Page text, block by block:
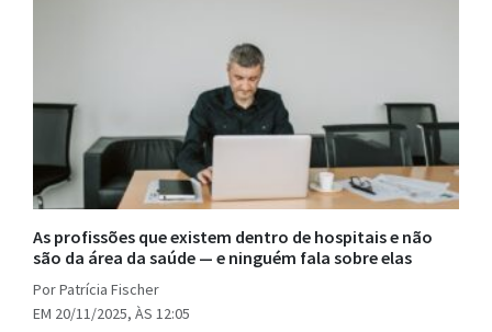
As profissões que existem dentro de hospitais e não
são da área da saúde — e ninguém fala sobre elas
Por Patrícia Fischer
EM 20/11/2025, ÀS 12:05